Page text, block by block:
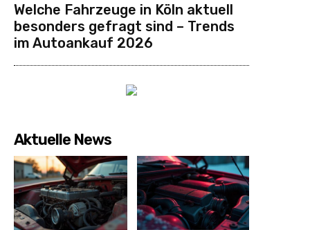
Welche Fahrzeuge in Köln aktuell
besonders gefragt sind – Trends
im Autoankauf 2026
Aktuelle News